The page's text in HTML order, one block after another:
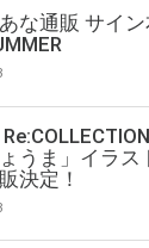
な通販 サイ
うま」イラス
決定！